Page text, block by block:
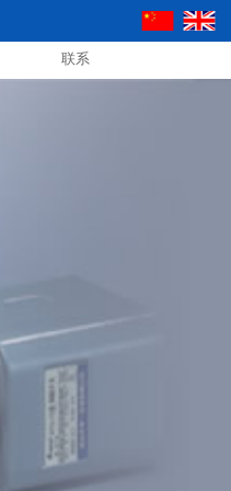
联系